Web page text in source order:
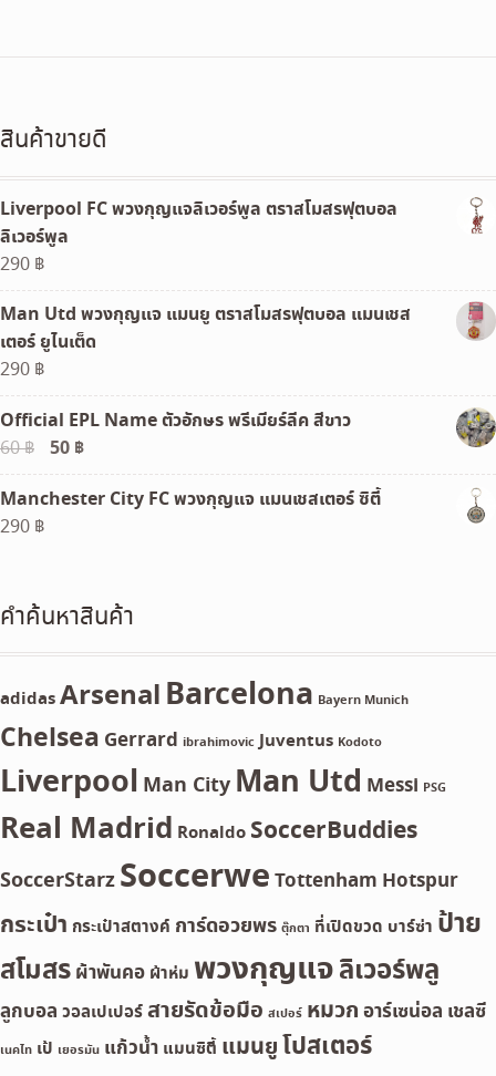
สินค้าขายดี
Liverpool FC พวงกุญแจลิเวอร์พูล ตราสโมสรฟุตบอล
ลิเวอร์พูล
290 ฿
Man Utd พวงกุญแจ แมนยู ตราสโมสรฟุตบอล แมนเชส
เตอร์ ยูไนเต็ด
290 ฿
Official EPL Name ตัวอักษร พรีเมียร์ลีค สีขาว
60฿
Original
price
was:
60 ฿.
50 ฿Current
price
is:
Manchester City FC พวงกุญแจ แมนเชสเตอร์ ซิตี้
290 ฿
คำค้นหาสินค้า
adidasArsenalBarcelona Bayern Munich
Chelsea Gerrard ibrahimovic Juventus Kodoto
Liverpool Man City Man Utd Messi PSG
Real Madrid Ronaldo SoccerBuddies
SoccerStarzSoccerwe Tottenham Hotspur
กระเป๋า กระเป๋าสตางค์ การ์ดอวยพร ตุ๊กตา ที่เปิดขวด บาร์ซ่า ป้าย
สโมสร ผ้าพันคอ ผ้าห่ม พวงกุญแจลิเวอร์พลู
ลูกบอล วอลเปเปอร์สายรัดข้อมือ สเปอร์ หมวก อาร์เซน่อล เชลซี
เนคไท เป้ เยอรมัน แก้วน้ำ แมนซิตี้ แมนยูโปสเตอร์